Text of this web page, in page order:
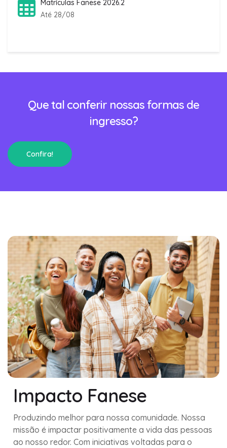
Matrículas Fanese 2026.2
Até 28/08
Que tal conferir nossas formas de
ingresso?
Confira!
Impacto Fanese
Produzindo melhor para nossa comunidade. Nossa
missão é impactar positivamente a vida das pessoas
ao nosso redor. Com iniciativas voltadas para o